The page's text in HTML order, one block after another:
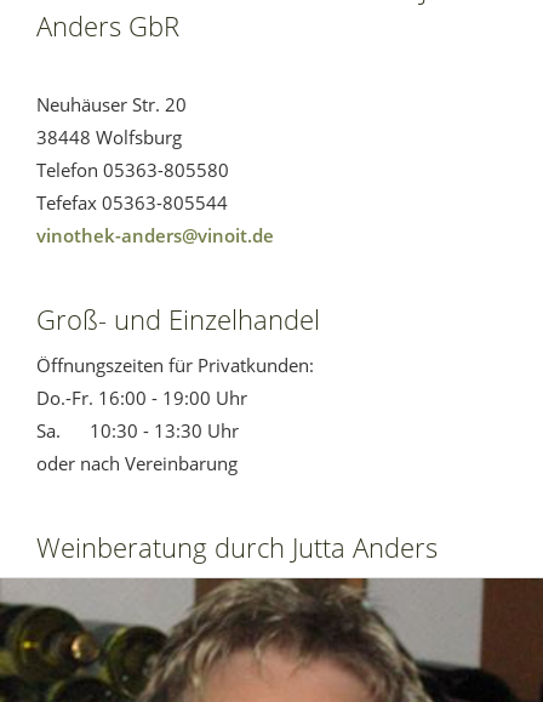
Anders GbR
Neuhäuser Str. 20
38448 Wolfsburg
Telefon 05363-805580
Tefefax 05363-805544
vinothek-anders@vinoit.de
Groß- und Einzelhandel
Öffnungszeiten für Privatkunden:
Do.-Fr. 16:00 - 19:00 Uhr
Sa. 10:30 - 13:30 Uhr
oder nach Vereinbarung
Weinberatung durch Jutta Anders